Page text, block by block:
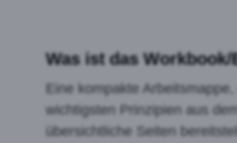
Was ist das Workbook/
Eine kompakte
wichtigsten Prinzipien aus
übersichtliche Seiten